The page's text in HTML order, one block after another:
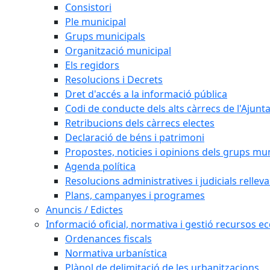
Consistori
Ple municipal
Grups municipals
Organització municipal
Els regidors
Resolucions i Decrets
Dret d'accés a la informació pública
Codi de conducte dels alts càrrecs de
Retribucions dels càrrecs electes
Declaració de béns i patrimoni
Propostes, noticies i opinions dels grups
Agenda política
Resolucions administratives i judicials
Plans, campanyes i programes
Anuncis / Edictes
Informació oficial, normativa i gestió recursos
Ordenances fiscals
Normativa urbanística